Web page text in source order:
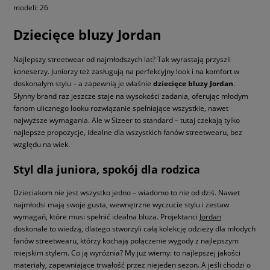
modeli: 26
Dziecięce bluzy Jordan
Najlepszy streetwear od najmłodszych lat? Tak wyrastają przyszli
koneserzy. Juniorzy też zasługują na perfekcyjny look i na komfort w
doskonałym stylu – a zapewnią je właśnie dziecięce bluzy Jordan.
Słynny brand raz jeszcze staje na wysokości zadania, oferując młodym
fanom ulicznego looku rozwiązanie spełniające wszystkie, nawet
najwyższe wymagania. Ale w Sizeer to standard – tutaj czekają tylko
najlepsze propozycje, idealne dla wszystkich fanów streetwearu, bez
względu na wiek.
Styl dla juniora, spokój dla rodzica
Dzieciakom nie jest wszystko jedno – wiadomo to nie od dziś. Nawet
najmłodsi mają swoje gusta, wewnętrzne wyczucie stylu i zestaw
wymagań, które musi spełnić idealna bluza. Projektanci Jordan
doskonale to wiedzą, dlatego stworzyli całą kolekcję odzieży dla młodych
fanów streetwearu, którzy kochają połączenie wygody z najlepszym
miejskim stylem. Co ją wyróżnia? My już wiemy: to najlepszej jakości
materiały, zapewniające trwałość przez niejeden sezon. A jeśli chodzi o